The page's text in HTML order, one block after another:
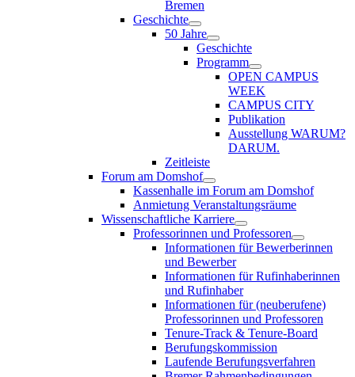
Bremen
Geschichte
50 Jahre
Geschichte
Programm
OPEN CAMPUS
WEEK
CAMPUS CITY
Publikation
Ausstellung WARUM?
DARUM.
Zeitleiste
Forum am Domshof
Kassenhalle im Forum am Domshof
Anmietung Veranstaltungsräume
Wissenschaftliche Karriere
Professorinnen und Professoren
Informationen für Bewerberinnen
und Bewerber
Informationen für Rufinhaberinnen
und Rufinhaber
Informationen für (neuberufene)
Professorinnen und Professoren
Tenure-Track & Tenure-Board
Berufungskommission
Laufende Berufungsverfahren